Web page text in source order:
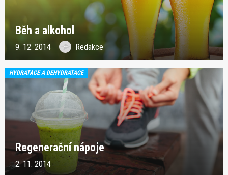
Běh a alkohol
9. 12. 2014 Redakce
HYDRATACE A DEHYDRATACE
Regenerační nápoje
2. 11. 2014